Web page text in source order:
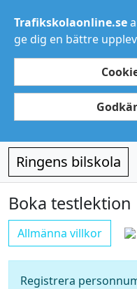
Trafikskolaonline.se
ge dig en bättre
Ringens bilskola
Boka testlektion
Allmänna villkor
Registrera